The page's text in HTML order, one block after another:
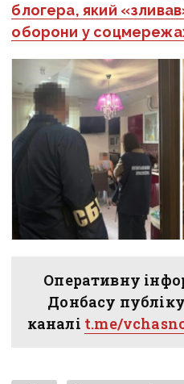
блогера, який
оборони у
Оперативну
Донбасу
каналі t.me/